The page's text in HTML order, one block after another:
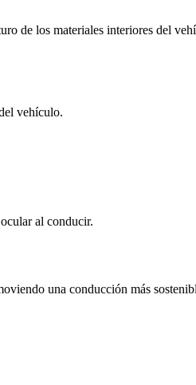
de los materiales interiores del
vehículo.
al conducir.
una conducción más